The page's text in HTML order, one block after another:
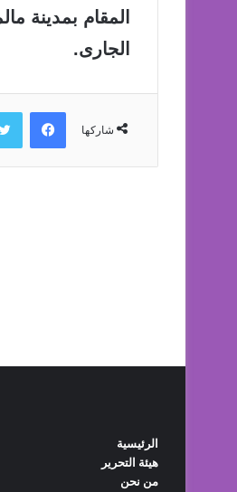
الرئيسية
هيئة التحرير
من نحن